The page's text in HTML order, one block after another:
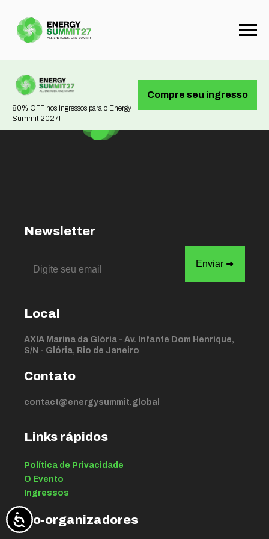
80% OFF nos ingressos para o Energy
Summit 2027!
Compre seu ingresso
Not found
Newsletter
Local
AXIA Marina da Glória - Av. Infante Dom Henrique,
S/N - Glória, Rio de Janeiro
Contato
contact@energysummit.global
Links rápidos
Política de Privacidade
O Evento
Ingressos
Co-organizadores